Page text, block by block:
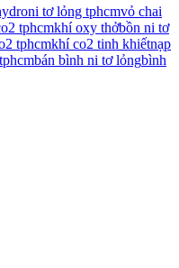
ni tơ lỏng tphcmvỏ chai
tphcmkhí oxy thởbồn ni tơ
tphcmkhí co2 tinh khiếtnạp
bán bình ni tơ lỏngbình